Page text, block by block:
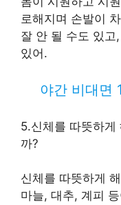
로해지며 손발이
잘 안 될 수도 있고
있어.
야간 비대면
5.신체를 따뜻하게
까?
신체를 따뜻하게
마늘, 대추, 계피